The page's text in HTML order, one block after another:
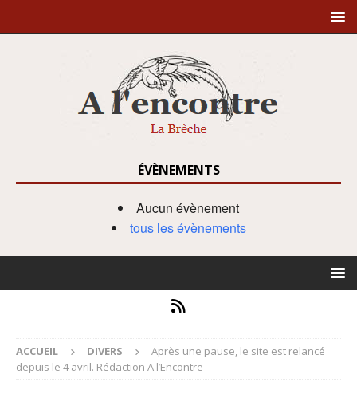
ÉVÈNEMENTS
Aucun évènement
tous les évènements
ACCUEIL DIVERS
Après une pause, le site est relancé
depuis le 4 avril. Rédaction A l’Encontre